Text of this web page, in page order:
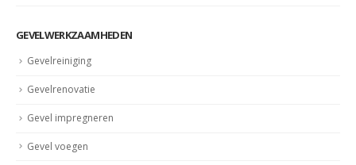
GEVELWERKZAAMHEDEN
Gevelreiniging
Gevelrenovatie
Gevel impregneren
Gevel voegen